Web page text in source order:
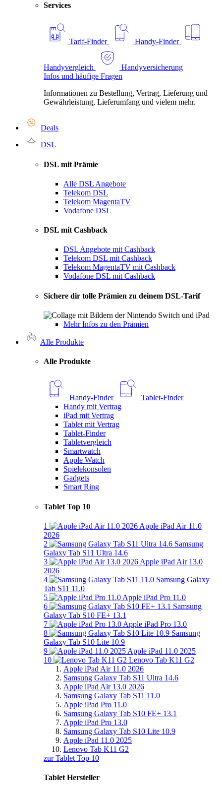
Services
Tarif-Finder Handy-Finder
Handyvergleich
Handyversicherung
Infos und häufige Fragen
Informationen zu Bestellung, Vertrag, Lieferung und
Gewährleistung, Lieferumfang und vielem mehr.
Deals
DSL
DSL mit Prämie
Alle DSL Angebote
Telekom DSL
Telekom MagentaTV
Vodafone DSL
DSL mit Cashback
DSL Angebote mit Cashback
Telekom DSL mit Cashback
Telekom MagentaTV mit Cashback
Vodafone DSL mit Cashback
Sichere dir tolle Prämien zu deinem DSL-Tarif
Mehr Infos zu den Prämien
Alle Produkte
Alle Produkte
Handy-Finder
Tablet-Finder
Handy mit Vertrag
iPad mit Vertrag
Tablet mit Vertrag
Tablet-Finder
Tabletvergleich
Smartwatch
Apple Watch
Spielekonsolen
Gadgets
Smart Ring
Tablet Top 10
1
Apple iPad Air 11.0
2026
2
Samsung
Galaxy Tab S11 Ultra 14.6
3
Apple iPad Air 13.0
2026
4
Samsung Galaxy
Tab S11 11.0
5
Apple iPad Pro 11.0
6
Samsung
Galaxy Tab S10 FE+ 13.1
7
Apple iPad Pro 13.0
8
Samsung
Galaxy Tab S10 Lite 10.9
9
Apple iPad 11.0 2025
10
Lenovo Tab K11 G2
Apple iPad Air 11.0 2026
Samsung Galaxy Tab S11 Ultra 14.6
Apple iPad Air 13.0 2026
Samsung Galaxy Tab S11 11.0
Apple iPad Pro 11.0
Samsung Galaxy Tab S10 FE+ 13.1
Apple iPad Pro 13.0
Samsung Galaxy Tab S10 Lite 10.9
Apple iPad 11.0 2025
Lenovo Tab K11 G2
zur Tablet Top 10
Tablet Hersteller